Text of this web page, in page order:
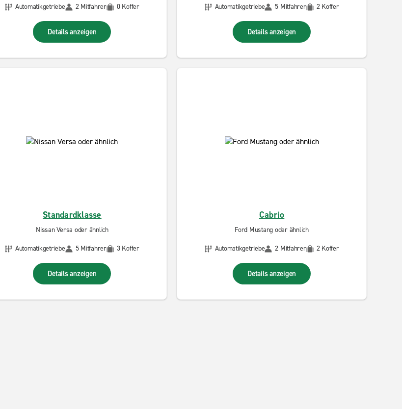
Automatikgetriebe
2 Mitfahrer 0 Koffer
Details anzeigen
Automatikgetriebe
5 Mitfahrer 2 Koffer
Details anzeigen
Standardklasse
Nissan Versa oder ähnlich
Automatikgetriebe
5 Mitfahrer 3 Koffer
Details anzeigen
Cabrio
Ford Mustang oder ähnlich
Automatikgetriebe
2 Mitfahrer 2 Koffer
Details anzeigen